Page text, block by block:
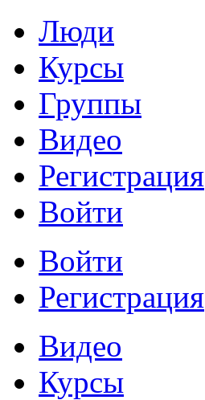
Люди
Курсы
Группы
Видео
Регистрация
Войти
Войти
Регистрация
Видео
Курсы